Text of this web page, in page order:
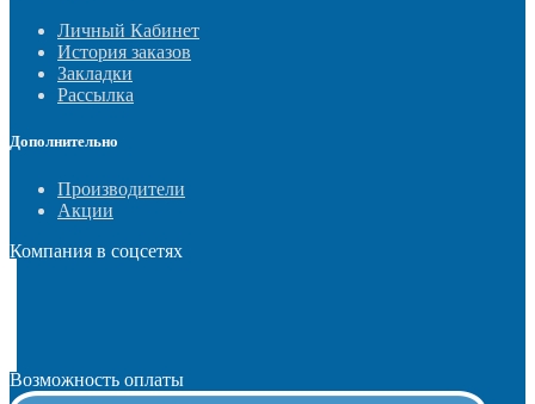
Личный Кабинет
История заказов
Закладки
Рассылка
Дополнительно
Производители
Акции
Компания в соцсетях
Возможность оплаты